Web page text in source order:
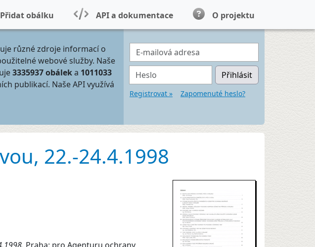
Přidat obálku API a dokumentace O projektu
různé zdroje informací o
webové služby. Naše
3335937 obáleka 1011033
publikací. Naše API využívá
E-mailová adresa
Heslo Přihlásit
Registrovat » Zapomenuté heslo?
22.-24.4.1998